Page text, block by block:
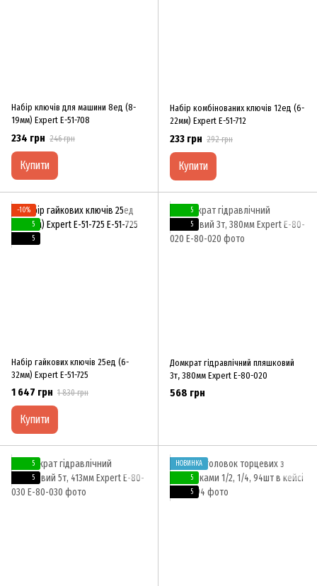
Набір ключів для машини 8ед (8-
19мм) Expert E-51-708
234 грн 246 грн
Купити
Набір комбінованих ключів 12ед (6-
22мм) Expert E-51-712
233 грн 292 грн
Купити
−10%
5
5
Набір гайкових ключів 25ед (6-
32мм) Expert E-51-725
1 647 грн 1 830 грн
Купити
5
5
Домкрат гідравлічний пляшковий
3т, 380мм Expert E-80-020
568 грн
5
5
НОВИНКА
5
5